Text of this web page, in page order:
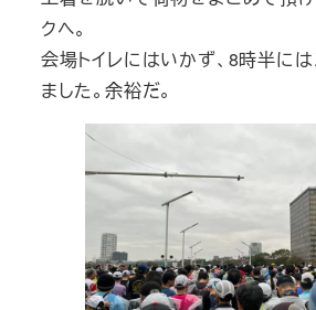
クへ。
会場トイレにはいかず、8時半に
ました。余裕だ。